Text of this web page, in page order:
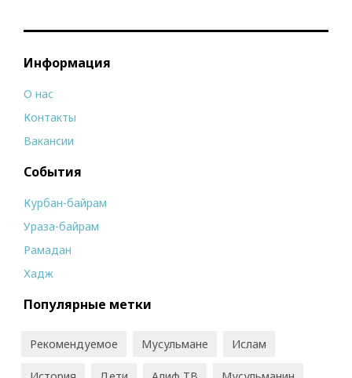
Информация
О нас
Контакты
Вакансии
События
Курбан-байрам
Ураза-байрам
Рамадан
Хадж
Популярные метки
Рекомендуемое Мусульмане Ислам